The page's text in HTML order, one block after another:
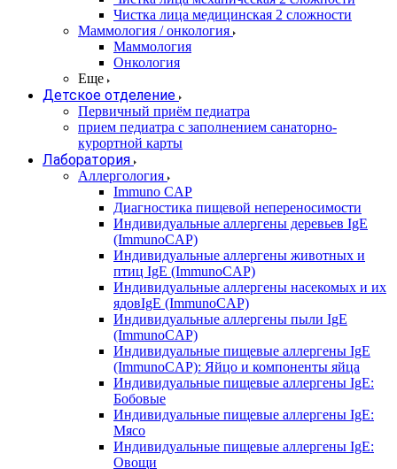
Чистка лица медицинская 2 сложности
Маммология / онкология
Маммология
Онкология
Еще
Детское отделение
Первичный приём педиатра
прием педиатра с заполнением санаторно-
курортной карты
Лаборатория
Аллергология
Immuno CAP
Диагностика пищевой непереносимости
Индивидуальные аллергены деревьев IgE
(ImmunoCAP)
Индивидуальные аллергены животных и
птиц IgE (ImmunoCAP)
Индивидуальные аллергены насекомых и их
ядовIgE (ImmunoCAP)
Индивидуальные аллергены пыли IgE
(ImmunoCAP)
Индивидуальные пищевые аллергены IgE
(ImmunoCAP): Яйцо и компоненты яйца
Индивидуальные пищевые аллергены IgE:
Бобовые
Индивидуальные пищевые аллергены IgE:
Мясо
Индивидуальные пищевые аллергены IgE:
Овощи